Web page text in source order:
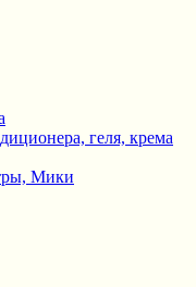
геля, крема
Мики